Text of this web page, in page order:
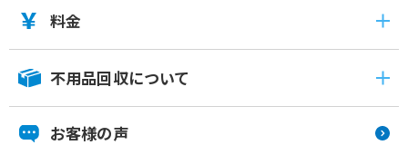
料金
不用品回収について
お客様の声